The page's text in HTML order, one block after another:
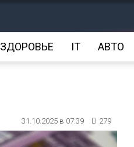
ЗДОРОВЬЕ IT АВТО
31.10.2025 в 07:39 279